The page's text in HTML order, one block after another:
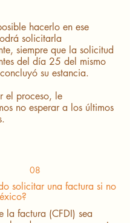
hacerlo en ese
solicitarla
siempre que la solicitud
del día 25 del mismo
su estancia.
el proceso, le
no esperar a los últimos
08
solicitar una factura si no
la factura (CFDI) sea